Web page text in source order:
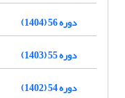
دوره 56 (1404)
دوره 55 (1403)
دوره 54 (1402)